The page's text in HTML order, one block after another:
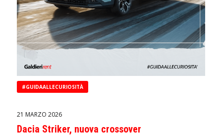
#GUIDAALLECURIOSITÀ
21 MARZO 2026
Dacia Striker, nuova crossover